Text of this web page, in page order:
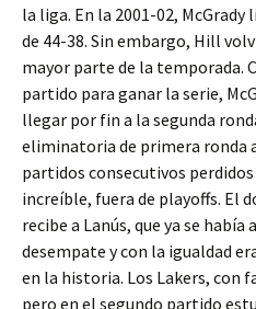
la liga. En la 2001-02, McGrady
de 44-38. Sin embargo, Hill
mayor parte de la temporada.
partido para ganar la serie,
llegar por fin a la segunda
eliminatoria de primera
partidos consecutivos
increíble, fuera de playoffs. El
recibe a Lanús, que ya se
desempate y con la igualdad
en la historia. Los Lakers, con
pero en el segundo partido